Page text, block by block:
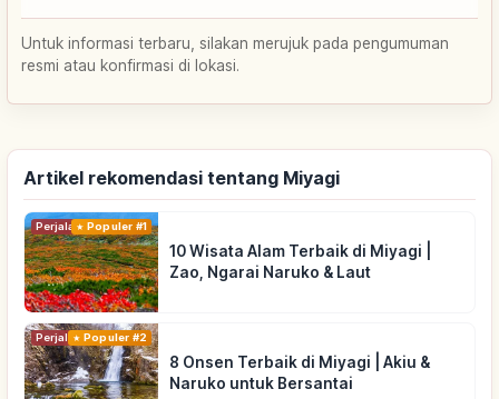
Untuk informasi terbaru, silakan merujuk pada pengumuman
resmi atau konfirmasi di lokasi.
Artikel rekomendasi tentang Miyagi
PerjalananPopuler #1
10 Wisata Alam Terbaik di Miyagi |
Zao, Ngarai Naruko & Laut
PerjalananPopuler #2
8 Onsen Terbaik di Miyagi | Akiu &
Naruko untuk Bersantai